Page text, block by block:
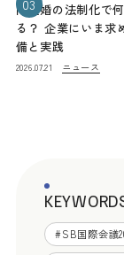
03
同性婚の法制化で
る？ 企業にいま求
備と実践
2026.07.21 ニュース
#SB国際会議